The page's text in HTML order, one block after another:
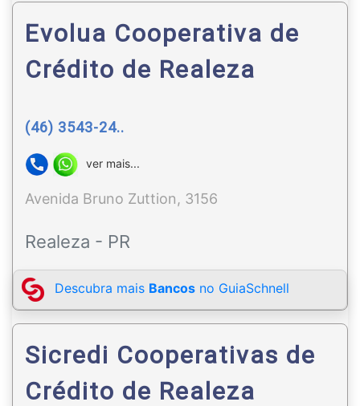
Evolua Cooperativa de
Crédito de Realeza
(46) 3543-24..
ver mais...
Avenida Bruno Zuttion, 3156
Realeza - PR
Descubra mais Bancos no GuiaSchnell
Sicredi Cooperativas de
Crédito de Realeza